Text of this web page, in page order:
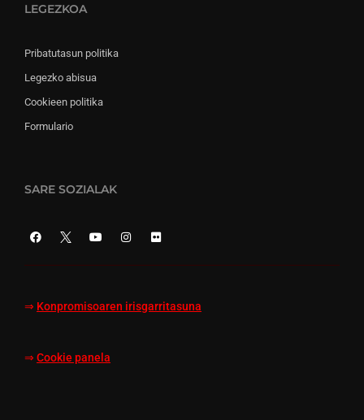
LEGEZKOA
Pribatutasun politika
Legezko abisua
Cookieen politika
Formulario
SARE SOZIALAK
⇒ Konpromisoaren irisgarritasuna
⇒ Cookie panela